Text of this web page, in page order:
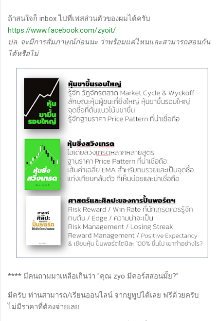
ถ้าสนใจก็ inbox ไปที่เฟสส่วนตัวของผมได้ครับ
https://www.facebook.com/zyoit/
ปล. จะมีการสัมภาษณ์ก่อนนะ ว่าพร้อมแค่ไหนและสามารถสอนกัน
ได้หรือไม่
**** มีคนถามมาเหลือเกินว่า "คุณ zyo มีคอร์สสอนมั้ย?"
มีครับ ท่านสามารถ/เรียนออนไลน์ จากยูทูปได้เลย ฟรีด้วยครับ
ไม่มีราคาที่ต้องจ่ายเลย